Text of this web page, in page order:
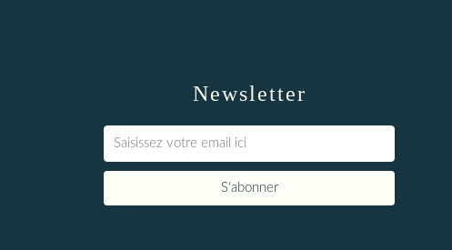
Newsletter